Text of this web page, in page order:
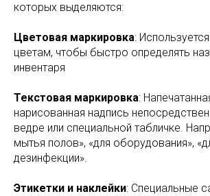
которых выделяются:
Цветовая маркировка:
цветам, чтобы быстро определять
инвентаря
Текстовая маркировка:
нарисованная надпись
ведре или специальной табличке.
мытья полов», «для оборудования»,
дезинфекции».
Этикетки и наклейки: Специальные